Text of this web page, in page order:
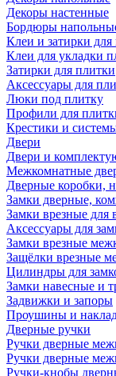
Декоры настенные
Бордюры
Клеи и затирки для
Клеи для укладки
Затирки для плитки
Аксессуары для
Люки под плитку
Профили для
Крестики и
Двери
Двери и
Межкомнатные
Дверные коробки,
Замки дверные,
Замки врезные для
Аксессуары для
Замки врезные
Защёлки врезные
Цилиндры для
Замки навесные и
Задвижки и запоры
Проушины и
Дверные ручки
Ручки дверные
Ручки дверные
Ручки-кнобы